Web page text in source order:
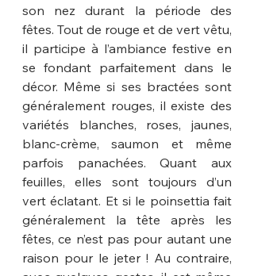
son nez durant la période des
fêtes. Tout de rouge et de vert vêtu,
il participe à l’ambiance festive en
se fondant parfaitement dans le
décor. Même si ses bractées sont
généralement rouges, il existe des
variétés blanches, roses, jaunes,
blanc-crème, saumon et même
parfois panachées. Quant aux
feuilles, elles sont toujours d’un
vert éclatant. Et si le poinsettia fait
généralement la tête après les
fêtes, ce n’est pas pour autant une
raison pour le jeter ! Au contraire,